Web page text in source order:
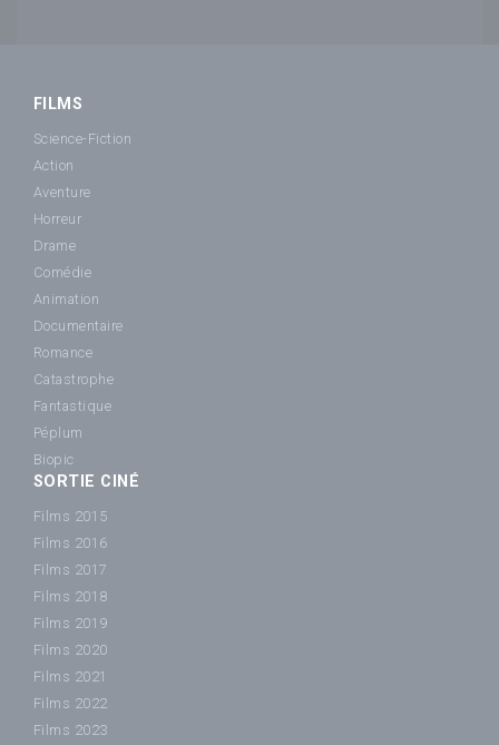
FILMS
Science-Fiction
Action
Aventure
Horreur
Drame
Comédie
Animation
Documentaire
Romance
Catastrophe
Fantastique
Péplum
Biopic
SORTIE CINÉ
Films 2015
Films 2016
Films 2017
Films 2018
Films 2019
Films 2020
Films 2021
Films 2022
Films 2023